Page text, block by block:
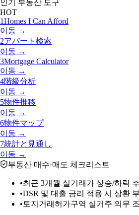
인기 부동산 도구
HOT
1Homes I Can Afford
이동 →
2アパート検索
이동 →
3Mortgage Calculator
이동 →
4階級分析
이동 →
5物件推移
이동 →
6物件マップ
이동 →
7統計と見通し
이동 →
부동산 매수·매도 체크리스트
•최근 3개월 실거래가 상승/하락
•DSR 및 대출 금리 적용 시 상환
• 토지거래허가구역 실거주 의무